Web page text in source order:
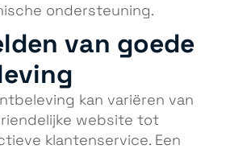
ondersteuning.
van goede
kan variëren van
website tot
klantenservice. Een